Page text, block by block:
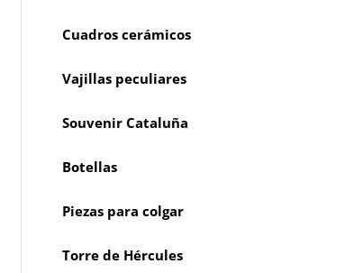
Cuadros cerámicos
Vajillas peculiares
Souvenir Cataluña
Botellas
Piezas para colgar
Torre de Hércules